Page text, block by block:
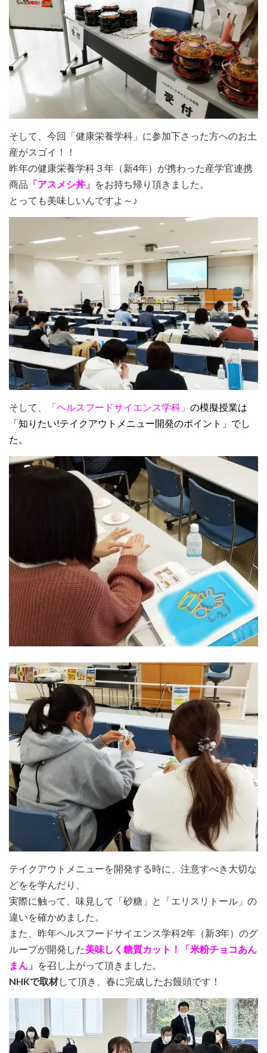
そして、今回「健康栄養学科」に参加下さった方へのお土
産がスゴイ！！
昨年の健康栄養学科３年（新4年）が携わった産学官連携
商品 「アスメシ丼」 をお持ち帰り頂きました。
とっても美味しいんですよ～♪
そして、 「ヘルスフードサイエンス学科」 の模擬授業は
「知りたい!テイクアウトメニュー開発のポイント」でし
た。
テイクアウトメニューを開発する時に、注意すべき大切な
どをを学んだり、
実際に触って、味見して「砂糖」と「エリスリトール」の
違いを確かめました。
また、昨年ヘルスフードサイエンス学科2年（新3年）のグ
ループが開発した美味しく糖質カット！「米粉チョコあん
まん」 を召し上がって頂きました。
NHKで取材して頂き、春に完成したお饅頭です！